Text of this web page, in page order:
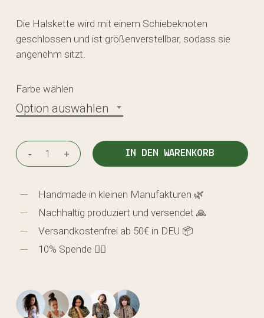
Die Halskette wird mit einem Schiebeknoten
geschlossen und ist größenverstellbar, sodass sie
angenehm sitzt.
Farbe wählen
Option auswählen
IN DEN WARENKORB
Handmade in kleinen Manufakturen 🌿
Nachhaltig produziert und versendet 🙏
Versandkostenfrei ab 50€ in DEU 📦
10% Spende 🖐🏼